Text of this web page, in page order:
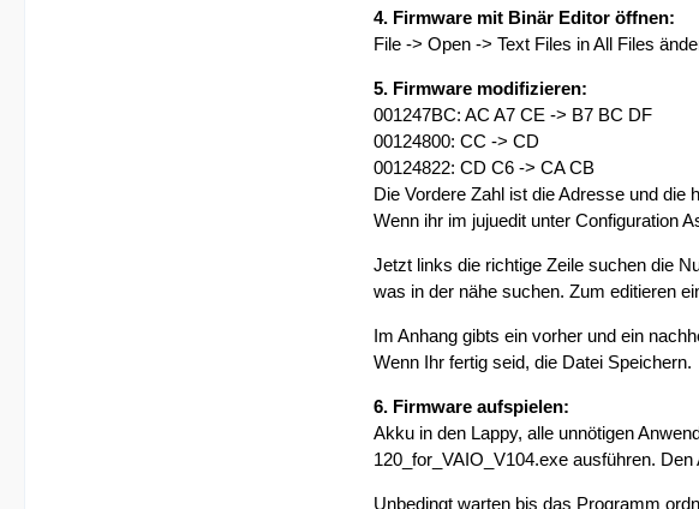
4. Firmware mit Binär Editor öffnen:
File -> Open -> Text Files in All Files
5. Firmware modifizieren:
001247BC: AC A7 CE -> B7 BC DF
00124800: CC -> CD
00124822: CD C6 -> CA CB
Die Vordere Zahl ist die Adresse und die
Wenn ihr im jujuedit unter Configuration
Jetzt links die richtige Zeile suchen die
was in der nähe suchen. Zum editieren
Im Anhang gibts ein vorher und ein
Wenn Ihr fertig seid, die Datei Speichern.
6. Firmware aufspielen:
Akku in den Lappy, alle unnötigen
120_for_VAIO_V104.exe ausführen.
Unbedingt warten bis das Programm